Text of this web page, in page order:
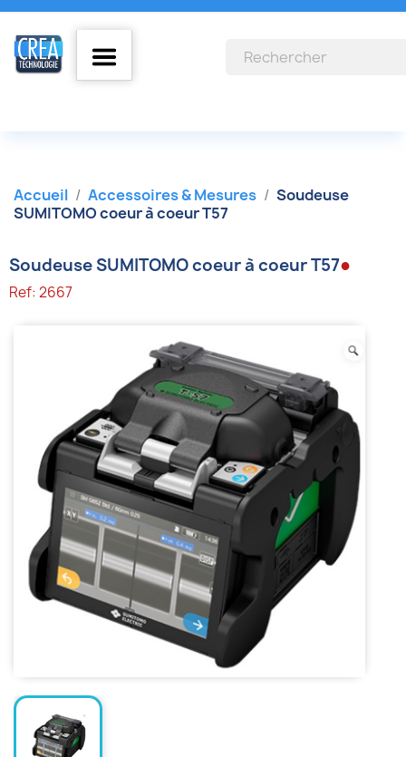
Accueil Accessoires & Mesures
Soudeuse
SUMITOMO coeur à coeur T57
Soudeuse SUMITOMO coeur à coeur T57●
Ref: 2667